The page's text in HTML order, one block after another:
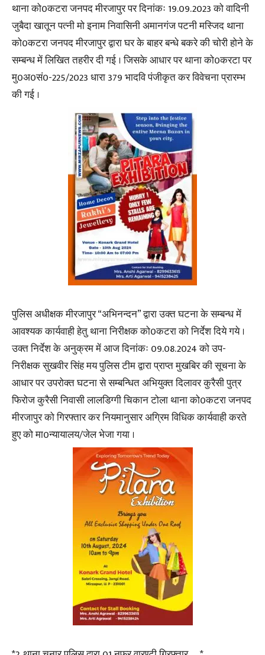
थाना को0कटरा जनपद मीरजापुर पर दिनांकः 19.09.2023 को वादिनी
जुबैदा खातून पत्नी मो इनाम निवासिनी अमानगंज पटनी मस्जिद थाना
को0कटरा जनपद मीरजापुर द्वारा घर के बाहर बन्धे बकरे की चोरी होने के
सम्बन्ध में लिखित तहरीर दी गई । जिसके आधार पर थाना को0करटा पर
मु0अ0सं0-225/2023 धारा 379 भादवि पंजीकृत कर विवेचना प्रारम्भ
की गई ।
पुलिस अधीक्षक मीरजापुर “अभिनन्दन” द्वारा उक्त घटना के सम्बन्ध में
आवश्यक कार्यवाही हेतु थाना निरीक्षक को0कटरा को निर्देश दिये गये ।
उक्त निर्देश के अनुक्रम में आज दिनांकः 09.08.2024 को उप-
निरीक्षक सुखवीर सिंह मय पुलिस टीम द्वारा प्राप्त मुखबिर की सूचना के
आधार पर उपरोक्त घटना से सम्बन्धित अभियुक्त दिलावर कुरैसी पुत्र
फिरोज कुरैसी निवासी लालडिग्गी चिकान टोला थाना को0कटरा जनपद
मीरजापुर को गिरफ्तार कर नियमानुसार अग्रिम विधिक कार्यवाही करते
हुए को मा0न्यायालय/जेल भेजा गया ।